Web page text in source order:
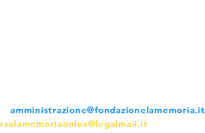
amministrazione@fondazionelamemoria.it
rsalamemoriaonlus@legalmail.it